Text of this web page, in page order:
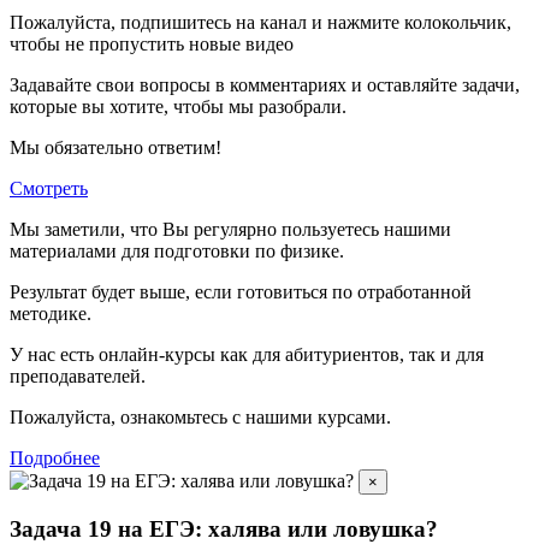
Пожалуйста, подпишитесь на канал и нажмите колокольчик,
чтобы не пропустить новые видео
Задавайте свои вопросы в комментариях и оставляйте задачи,
которые вы хотите, чтобы мы разобрали.
Мы обязательно ответим!
Смотреть
Мы заметили, что Вы регулярно пользуетесь нашими
материалами для подготовки по физике.
Результат будет выше, если готовиться по отработанной
методике.
У нас есть онлайн-курсы как для абитуриентов, так и для
преподавателей.
Пожалуйста, ознакомьтесь с нашими курсами.
Подробнее
×
Задача 19 на ЕГЭ: халява или ловушка?